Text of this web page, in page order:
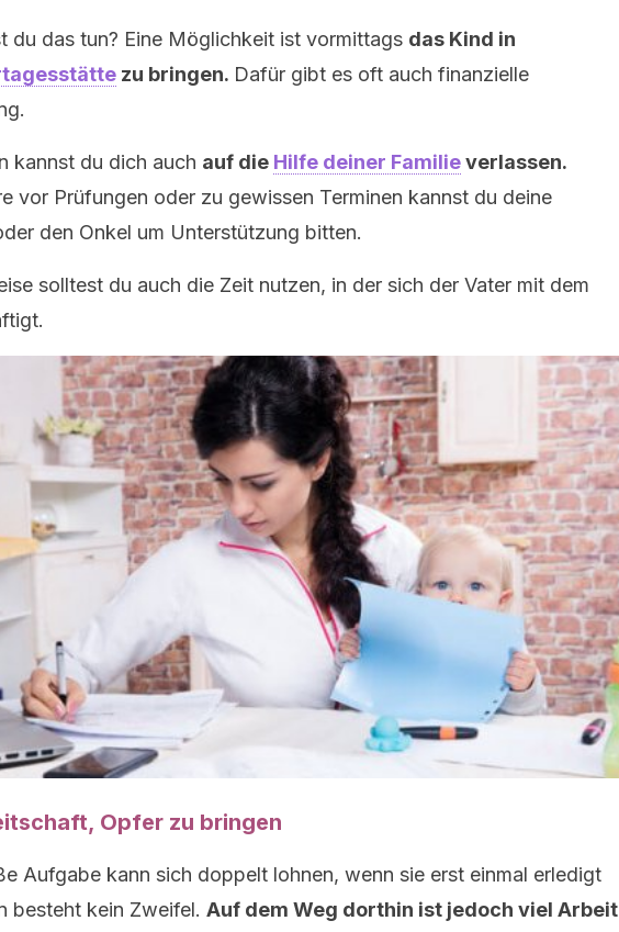
du das tun? Eine Möglichkeit ist vormittags das Kind in
zu bringen. Dafür gibt es oft auch finanzielle
kannst du dich auch auf die Hilfe deiner Familieverlassen.
vor Prüfungen oder zu gewissen Terminen kannst du deine
den Onkel um Unterstützung bitten.
solltest du auch die Zeit nutzen, in der sich der Vater mit dem
Opfer zu bringen
Aufgabe kann sich doppelt lohnen, wenn sie erst einmal erledigt
besteht kein Zweifel. Auf dem Weg dorthin ist jedoch viel Arbeit